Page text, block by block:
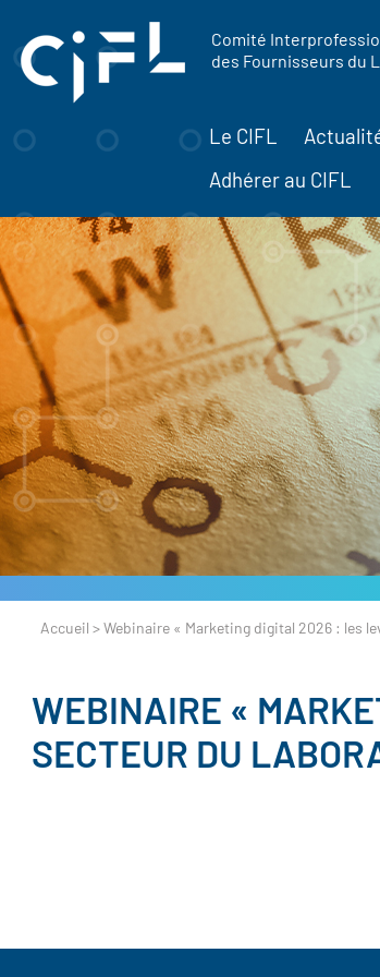
Comité
des Fournisseurs du
Le CIFL
Adhérer au CIFL
Accueil > Webinaire « Marketing digital 2026 : les
WEBINAIRE «
SECTEUR DU